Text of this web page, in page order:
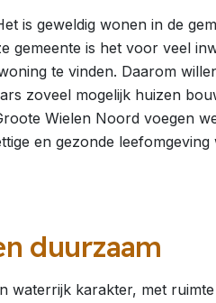
is geweldig wonen in de
gemeente is het voor veel
te vinden. Daarom
zoveel mogelijk huizen
Wielen Noord voegen
en gezonde
duurzaam
waterrijk karakter, met